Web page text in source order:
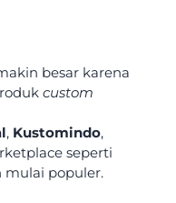
besar karena
custom
, Kustomindo,
seperti
mulai populer.